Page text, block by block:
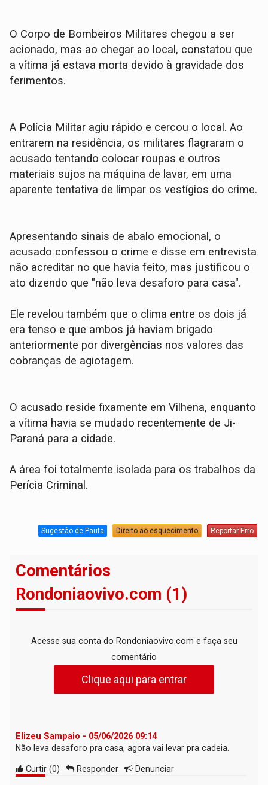
​O Corpo de Bombeiros Militares chegou a ser
acionado, mas ao chegar ao local, constatou que
a vítima já estava morta devido à gravidade dos
ferimentos.
​A Polícia Militar agiu rápido e cercou o local. Ao
entrarem na residência, os militares flagraram o
acusado tentando colocar roupas e outros
materiais sujos na máquina de lavar, em uma
aparente tentativa de limpar os vestígios do crime.
​Apresentando sinais de abalo emocional, o
acusado confessou o crime e disse em entrevista
não acreditar no que havia feito, mas justificou o
ato dizendo que "não leva desaforo para casa".
Ele revelou também que o clima entre os dois já
era tenso e que ambos já haviam brigado
anteriormente por divergências nos valores das
cobranças de agiotagem.
​O acusado reside fixamente em Vilhena, enquanto
a vítima havia se mudado recentemente de Ji-
Paraná para a cidade.
​A área foi totalmente isolada para os trabalhos da
Perícia Criminal.
Sugestão de Pauta Direito ao esquecimento Reportar Erro
Comentários
Rondoniaovivo.com (1)
Acesse sua conta do Rondoniaovivo.com e faça seu
comentário
Clique aqui para entrar
Elizeu Sampaio - 05/06/2026 09:14
Não leva desaforo pra casa, agora vai levar pra cadeia.
Curtir (0) Responder Denunciar